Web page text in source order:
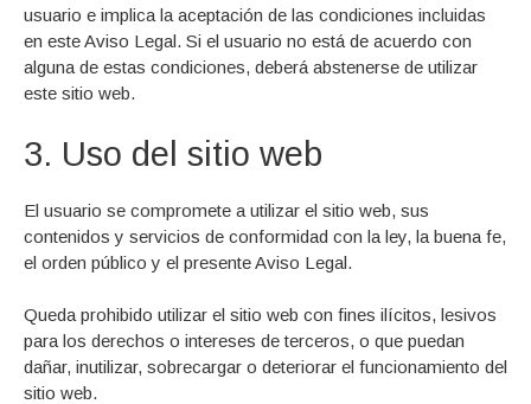
usuario e implica la aceptación de las condiciones incluidas
en este Aviso Legal. Si el usuario no está de acuerdo con
alguna de estas condiciones, deberá abstenerse de utilizar
este sitio web.
3. Uso del sitio web
El usuario se compromete a utilizar el sitio web, sus
contenidos y servicios de conformidad con la ley, la buena fe,
el orden público y el presente Aviso Legal.
Queda prohibido utilizar el sitio web con fines ilícitos, lesivos
para los derechos o intereses de terceros, o que puedan
dañar, inutilizar, sobrecargar o deteriorar el funcionamiento del
sitio web.